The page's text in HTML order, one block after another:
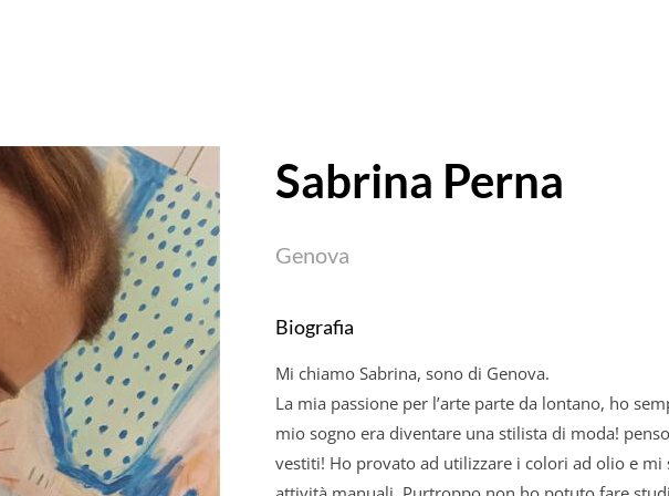
Sabrina Perna
Genova
Biografia
Mi chiamo Sabrina, sono di Genova.
La mia passione per l’arte parte da lontano, ho
mio sogno era diventare una stilista di moda!
vestiti! Ho provato ad utilizzare i colori ad olio e mi